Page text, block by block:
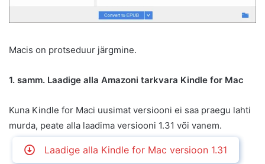
Macis on protseduur järgmine.
1. samm. Laadige alla Amazoni tarkvara Kindle for Mac
Kuna Kindle for Maci uusimat versiooni ei saa praegu lahti
murda, peate alla laadima versiooni 1.31 või vanem.
Laadige alla Kindle for Mac versioon 1.31